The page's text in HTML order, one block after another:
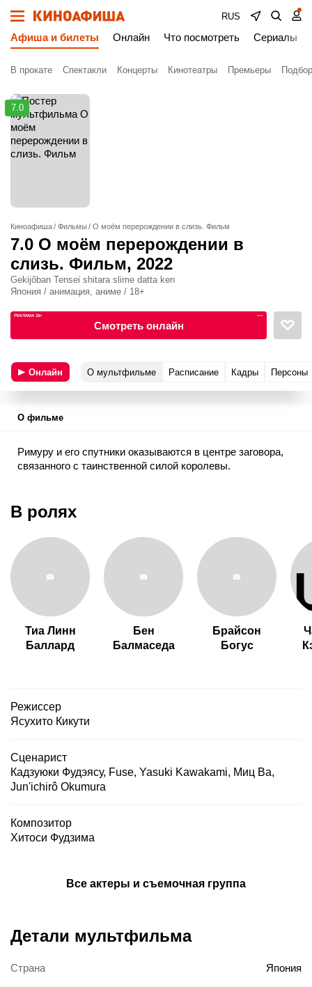
RUS
Афиша и билеты Онлайн Что посмотреть Сериалы
В прокате Спектакли Концерты Кинотеатры Премьеры
7.0
Киноафиша Фильмы О моём перерождении в слизь. Фильм
7.0 О моём перерождении в
слизь. Фильм, 2022
Gekijôban Tensei shitara slime datta ken
Япония / анимация, аниме / 18+
РЕКЛАМА 18+ •••
Смотреть онлайн
Онлайн О мультфильме Расписание Кадры Персоны
О фильме
Римуру и его спутники оказываются в центре заговора,
связанного с таинственной силой королевы.
В ролях
Тиа Линн
Баллард
Бен
Балмаседа
Брайсон
Богус
Режиссер
Ясухито Кикути
Сценарист
Кадзуюки Фудэясу, Fuse, Yasuki Kawakami, Миц Ва,
Jun'ichirô Okumura
Композитор
Хитоси Фудзима
Все актеры и съемочная группа
Детали мультфильма
Страна
Япония